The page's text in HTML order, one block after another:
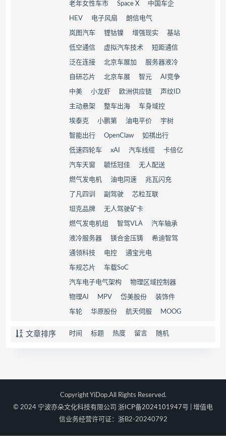
老年女性车市 Space X 中国车企
HEV 电子风扇 朗信电气
岚图汽车 锂钴镍 增强现实 基站
低空通信 虚拟汽车技术 短距通信
泛在连接 北京车展加 服务器液冷
自研芯片 北京车展 智元 AI竞争
中美 小龙虾 欧洲供应链 声纹ID
主动悬架 整车出海 车身域控
埃泰克 小鹏第 油电平价 宇树
智能出行 OpenClaw 如祺出行
低速四轮车 xAI 汽车线缆 卡倍亿
汽车天窗 毓恬冠佳 无人配送
燃气发电机 油电同速 兆瓦闪充
了凡四训 副驾驶 芯粒互联
坦克品牌 无人驾驶矿卡
燃气发电机组 智驾VLA 汽车轴承
液冷服务器 镁合金压铸 希迪智驾
通领科技 电控 通宝光电
车规芯片 车载SoC
汽车电子电气架构 物理区域控制器
物理AI MPV 岱美股份 装饰件
车轮 华原股份 航天伺服 MOOG
文章排序 时间 标题 热度 留言 随机
Copyright YiDop.All Rights Reserved.
© 2024 宁波亦朵文化科技有限公司 浙ICP备2024101947号 | 增值电
信业务经营许可证：浙B2-20240792